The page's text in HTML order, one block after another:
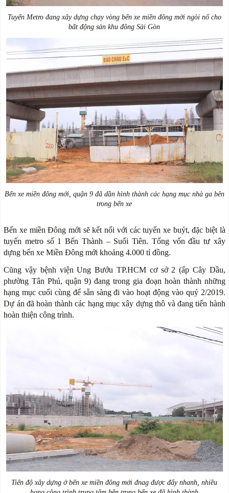
Tuyến Metro đang xây dựng chạy vòng bến xe miền đông mới ngòi nổ cho
bất động sản khu đông Sài Gòn
Bến xe miền đông mới, quận 9 đã dần hình thành các hạng mục nhà ga bên
trong bến xe
Bến xe miền Đông mới sẽ kết nối với các tuyến xe buýt, đặc biệt là
tuyến metro số 1 Bến Thành – Suối Tiên. Tổng vốn đầu tư xây
dựng bến xe Miền Đông mới khoảng 4.000 tỉ đồng.
Cũng vậy bệnh viện Ung Bướu TP.HCM cơ sở 2 (ấp Cây Dầu,
phường Tân Phú, quận 9) đang trong gia đoạn hoàn thành những
hạng mục cuối cùng để sẵn sàng đi vào hoạt động vào quý 2/2019.
Dự án đã hoàn thành các hạng mục xây dựng thô và đang tiến hành
hoàn thiện công trình.
Tiến độ xây dựng ở bến xe miền đông mới đnag được đẩy nhanh, nhiều